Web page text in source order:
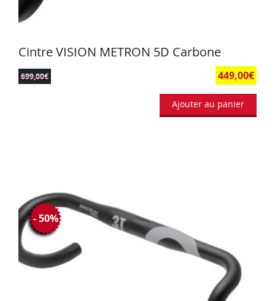
Cintre VISION METRON 5D Carbone
699,00€ 449,00€
Ajouter au panier
- 50%